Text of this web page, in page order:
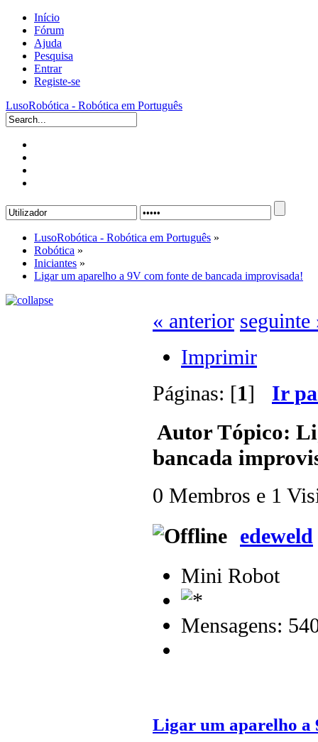
Início
Fórum
Ajuda
Pesquisa
Entrar
Registe-se
LusoRobótica - Robótica em Português
LusoRobótica - Robótica em Português »
Robótica »
Iniciantes »
Ligar um aparelho a 9V com fonte de bancada improvisada!
« anterior seguinte
Imprimir
Páginas: [1] Ir
AutorTópico:
bancada
0 Membros e 1
edeweld
Mini Robot
Mensagens:
Ligar um aparelho a